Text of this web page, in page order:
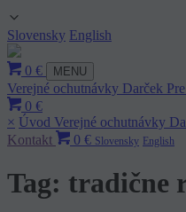
Slovensky English
0 € MENU
Verejné ochutnávky Darček
0 €
× Úvod Verejné ochutnávky
Kontakt
0 € Slovensky English
Tag: tradične